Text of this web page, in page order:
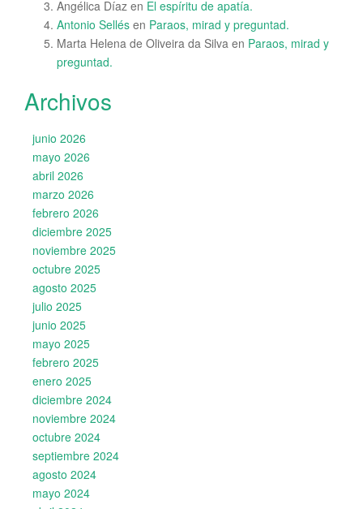
Angélica Díaz en El espíritu de apatía.
Antonio Sellés en Paraos, mirad y preguntad.
Marta Helena de Oliveira da Silva en Paraos, mirad y
preguntad.
Archivos
junio 2026
mayo 2026
abril 2026
marzo 2026
febrero 2026
diciembre 2025
noviembre 2025
octubre 2025
agosto 2025
julio 2025
junio 2025
mayo 2025
febrero 2025
enero 2025
diciembre 2024
noviembre 2024
octubre 2024
septiembre 2024
agosto 2024
mayo 2024